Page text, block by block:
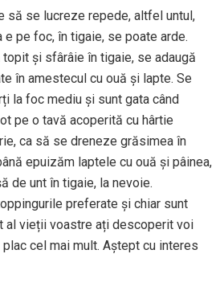
să se lucreze repede, altfel untul,
pe foc, în tigaie, se poate arde.
și sfârâie în tigaie, se adaugă
în amestecul cu ouă și lapte. Se
la foc mediu și sunt gata când
pe o tavă acoperită cu hârtie
ca să se dreneze grăsimea în
epuizăm laptele cu ouă și pâinea,
de unt în tigaie, la nevoie.
preferate și chiar sunt
al vieții voastre ați descoperit voi
cel mai mult. Aștept cu interes